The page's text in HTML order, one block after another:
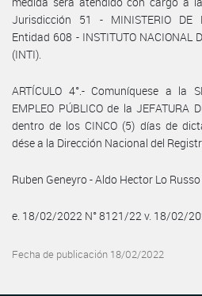
Jurisdicción 51 - MINISTERIO DE
Entidad 608 - INSTITUTO NACIONAL
(INTI).
ARTÍCULO 4°.- Comuníquese a la
EMPLEO PÚBLICO de la JEFATURA
dentro de los CINCO (5) días de
dése a la Dirección Nacional del
Ruben Geneyro - Aldo Hector Lo Russo
e. 18/02/2022 N° 8121/22 v. 18/02/
Fecha de publicación 18/02/2022